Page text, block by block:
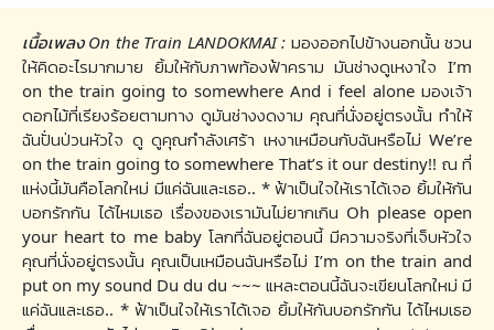
เนื้อเพลง On the Train LANDOKMAI : มองออกไปข้างนอกนั้น ชวน
ให้คิดอะไรมากมาย ยิ้มให้กับภาพท้องฟ้าคราม มันช่างดูเหงาใจ I’m
on the train going to somewhere And i feel alone มองเจ้า
ดอกไม้ที่เรียงร้อยตามทาง ดูมันช่างงดงาม คุณที่นั่งอยู่ตรงนั้น ทำให้
ฉันปั่นป่วนหัวใจ ดู ดูคุณกำลังเศร้า เหงาเหมือนกับฉันหรือไม่ We’re
on the train going to somewhere That’s it our destiny!! ณ ที่
แห่งนี้มันคือโลกใหม่ มีแค่ฉันและเธอ.. * ฟ้าเป็นใจให้เราได้เจอ ยิ้มให้กัน
บอกรักกัน ได้ไหมเธอ เรื่องของเรามันไม่ยากเกิน Oh please open
your heart to me baby โลกที่ฉันอยู่ตอนนี้ มีความจริงที่เจ็บหัวใจ
คุณที่นั่งอยู่ตรงนั้น คุณเป็นเหมือนฉันหรือไม่ I’m on the train and
put on my sound Du du du ~~~ แหละตอนนี้ฉันจะเขียนโลกใหม่ มี
แค่ฉันและเธอ.. * ฟ้าเป็นใจให้เราได้เจอ ยิ้มให้กันบอกรักกัน ได้ไหมเธอ